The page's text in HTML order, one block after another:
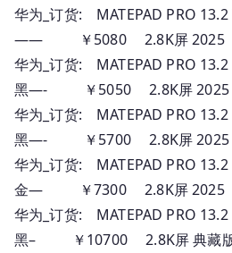
华为_订货: MATEPAD PRO
—— ￥5080 2.8K屏 2025
华为_订货: MATEPAD PRO
黑—- ￥5050 2.8K屏 2025
华为_订货: MATEPAD PRO
黑—- ￥5700 2.8K屏 2025
华为_订货: MATEPAD PRO
金— ￥7300 2.8K屏 2025
华为_订货: MATEPAD PRO
黑– ￥10700 2.8K屏 典藏